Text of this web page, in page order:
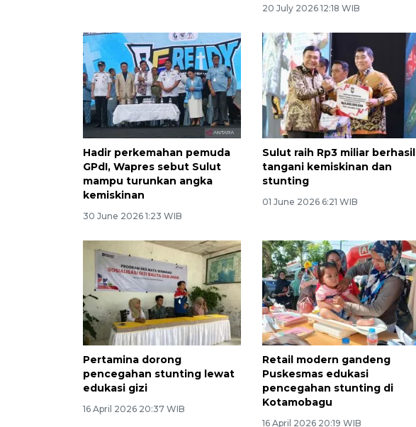
20 July 2026 12:18 WIB
Hadir perkemahan pemuda
GPdI, Wapres sebut Sulut
mampu turunkan angka
kemiskinan
30 June 2026 1:23 WIB
Sulut raih Rp3 miliar berhasil
tangani kemiskinan dan
stunting
01 June 2026 6:21 WIB
Pertamina dorong
pencegahan stunting lewat
edukasi gizi
16 April 2026 20:37 WIB
Retail modern gandeng
Puskesmas edukasi
pencegahan stunting di
Kotamobagu
16 April 2026 20:19 WIB